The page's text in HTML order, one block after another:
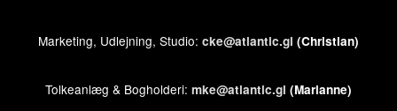
Marketing, Udlejning, Studio: cke@atlantic.gl (Christian)
Tolkeanlæg & Bogholderi: mke@atlantic.gl (Marianne)